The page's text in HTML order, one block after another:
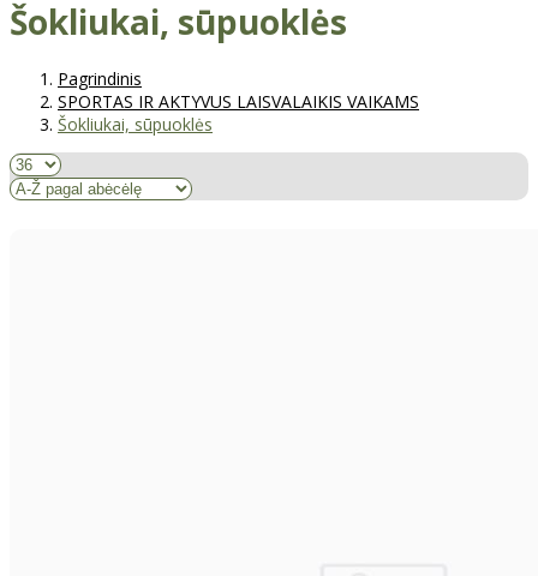
Šokliukai, sūpuoklės
Pagrindinis
SPORTAS IR AKTYVUS LAISVALAIKIS VAIKAMS
Šokliukai, sūpuoklės